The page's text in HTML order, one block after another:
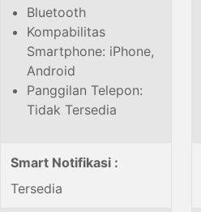
Bluetooth
Kompabilitas
Smartphone: iPhone,
Android
Panggilan Telepon:
Tidak Tersedia
Smart Notifikasi :
Tersedia